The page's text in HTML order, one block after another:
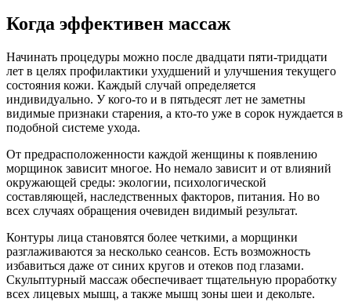
Когда эффективен массаж
Начинать процедуры можно после двадцати пяти-тридцати
лет в целях профилактики ухудшений и улучшения текущего
состояния кожи. Каждый случай определяется
индивидуально. У кого-то и в пятьдесят лет не заметны
видимые признаки старения, а кто-то уже в сорок нуждается в
подобной системе ухода.
От предрасположенности каждой женщины к появлению
морщинок зависит многое. Но немало зависит и от влияний
окружающей среды: экологии, психологической
составляющей, наследственных факторов, питания. Но во
всех случаях обращения очевиден видимый результат.
Контуры лица становятся более четкими, а морщинки
разглаживаются за несколько сеансов. Есть возможность
избавиться даже от синих кругов и отеков под глазами.
Скульптурный массаж обеспечивает тщательную проработку
всех лицевых мышц, а также мышц зоны шеи и декольте.